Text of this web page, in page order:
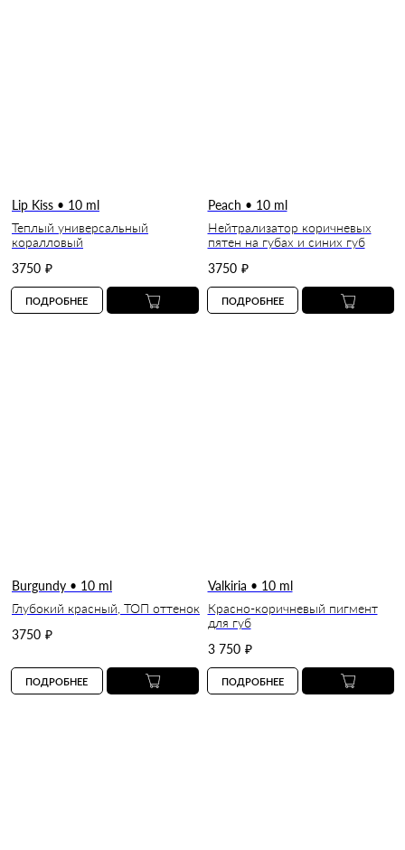
Lip Kiss • 10 ml
Теплый универсальный
коралловый
3750 ₽
ПОДРОБНЕЕ
Peach • 10 ml
Нейтрализатор коричневых
пятен на губах и синих губ
3750 ₽
ПОДРОБНЕЕ
Burgundy • 10 ml
Глубокий красный, ТОП оттенок
3750 ₽
ПОДРОБНЕЕ
Valkiria • 10 ml
Красно-коричневый пигмент
для губ
3 750 ₽
ПОДРОБНЕЕ